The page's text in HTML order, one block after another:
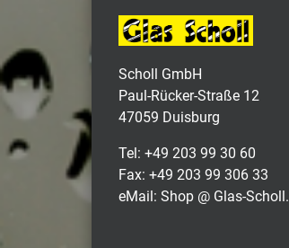
Scholl GmbH
Paul-Rücker-Straße 12
47059 Duisburg
Tel: +49 203 99 30 60
Fax: +49 203 99 306 33
eMail: Shop @ Glas-